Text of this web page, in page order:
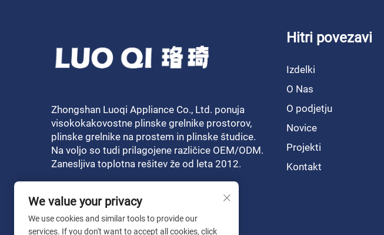
Zhongshan Luoqi Appliance Co., Ltd. ponuja
visokokakovostne plinske grelnike prostorov,
plinske grelnike na prostem in plinske študice.
Na voljo so tudi prilagojene različice OEM/ODM.
Zanesljiva toplotna rešitev že od leta 2012.
Hitri povezavi
Izdelki
O Nas
O podjetju
Novice
Projekti
Kontakt
We value your privacy
We use cookies and similar tools to provide our
services. If you don't want to accept all cookies, click